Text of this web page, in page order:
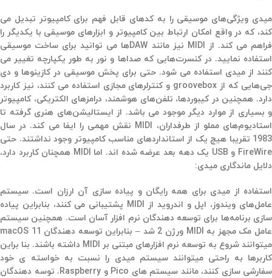
میدی ویژگی‌های موسیقی را به کدهای قابل فهم برای کامپیوتر تبدیل می
کند، که در واقع امکان ارتباط بین کامپیوتر و ابزارهای موسیقی با یکدیگر را
فراهم می کند. از MIDI نیز مانند DAWها می توانید برای ساخت موسیقی
استفاده نمایید. در کنسرت‌هایی که صداها و نور به طور یکپارچه تغییر می
کنند از میدی استفاده می شود. حتی برای پخش موسیقی در کازینوها و دی
جی‌هایی که از groovebox و کنترلرهای مجازی استفاده می کنند، نیز کاربرد
دارد. همچنین در کیبوردها، تلفن‌های هوشمند، درامزهای الکتریکی، کامپیوتر
و بسیاری از موارد دیگر موجود می باشد. از ایستالیشن‌های هنری گرفته تا
استادیوم‌های مملو از طرفداران، MIDI نقش مهمی را ایفا می کند. در سال
1983 تقریبا هیچ یک از استانداردهای مناسب کامپیوتر وجود نداشتند. حتی
FireWire و USB یک دهه بعد عرضه شده اند. اما MIDI همچنان کاربرد دارد،
دلایل ماندگاری میدی:
استفاده از میدی برای همه رایگان و پیاده سازی آن ارزان است. سیستم
عامل‌های ویندوز، اپل و اندروید از MIDI پشتیبانی می کنند، بنابراین پیاده
سازی برنامه‌ها برای توسعه دهندگان نرم افزار آسان است. همچنین سیستم
عامل مک مجهز به MIDI ورژن 2 شد – بنابراین توسعه دهندگان macOS 11
میتوانند شروع به توسعه نرم افزارهای مبتنی بر MIDI داشته باشند. بنا براین
کاربرها به راحتی میتوانند سیستم میدی را نسبت به خواسته ی خود
سفارشی سازی کنند، مانند سیستم های Pico و Raspberry. توسه دهندگان